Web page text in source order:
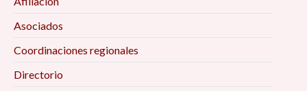
Asociados
Coordinaciones regionales
Directorio